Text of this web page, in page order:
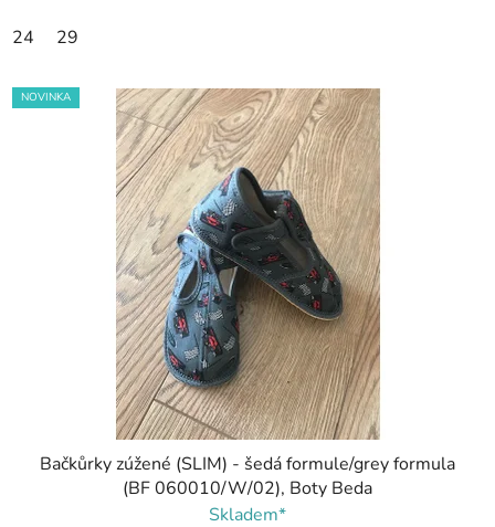
24 29
NOVINKA
Bačkůrky zúžené (SLIM) - šedá formule/grey formula
(BF 060010/W/02), Boty Beda
Skladem*